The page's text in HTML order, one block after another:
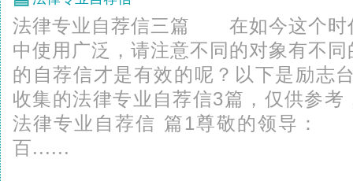
法律专业自荐信三篇 在如今这个时
中使用广泛，请注意不同的对象有不
的自荐信才是有效的呢？以下是励志
收集的法律专业自荐信3篇，仅供参考
法律专业自荐信 篇1尊敬的领导
百......